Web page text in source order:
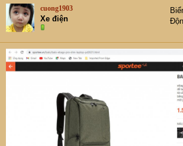
r
cuong1903
Xe điện